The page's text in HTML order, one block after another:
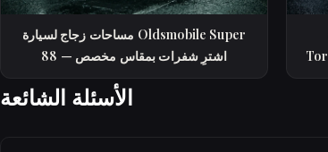
مساحات زجاج لسيارة Oldsmobile Super
88 — اشترِ شفرات بمقاس مخصص
الأسئلة الشائعة